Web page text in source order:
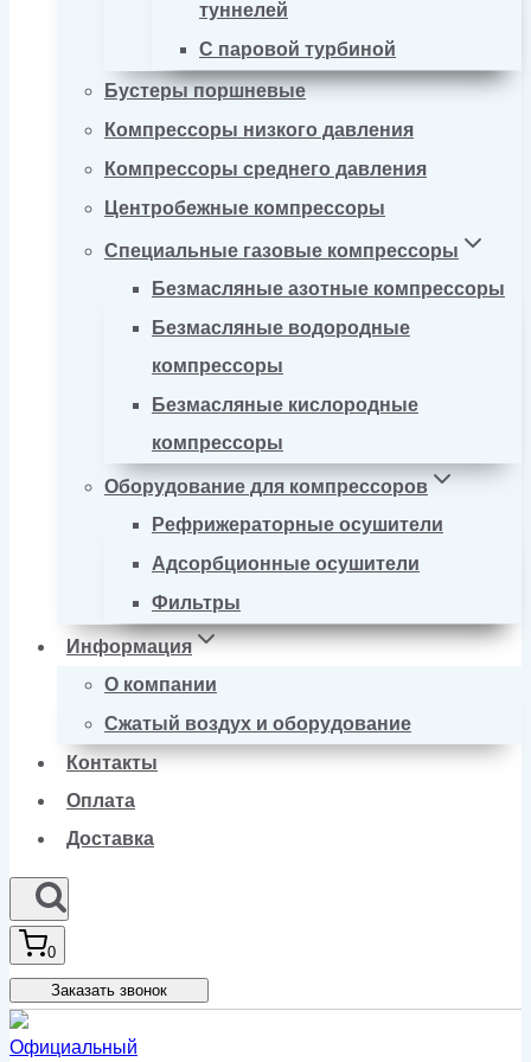
туннелей
С паровой турбиной
Бустеры поршневые
Компрессоры низкого давления
Компрессоры среднего давления
Центробежные компрессоры
Специальные газовые компрессоры
Безмасляные азотные компрессоры
Безмасляные водородные
компрессоры
Безмасляные кислородные
компрессоры
Оборудование для компрессоров
Рефрижераторные осушители
Адсорбционные осушители
Фильтры
Информация
О компании
Сжатый воздух и оборудование
Контакты
Оплата
Доставка
0
Заказать звонок